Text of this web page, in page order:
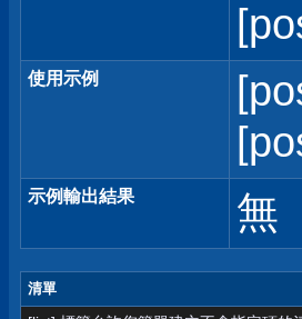
使用示例
示例輸出結果 無
清單